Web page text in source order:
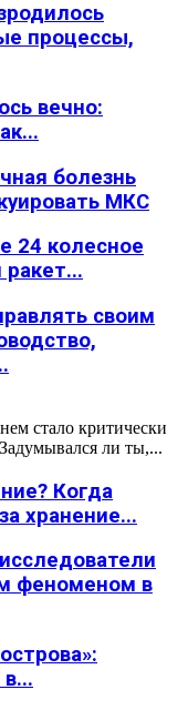
процессы,
вечно:
болезнь
МКС
24 колесное
своим
стало критически
ли ты,...
Когда
хранение...
феноменом в